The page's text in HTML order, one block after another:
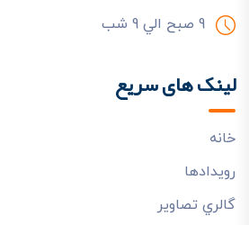
9 صبح الي 9 شب
لینک های سریع
خانه
رويدادها
گالري تصاوير